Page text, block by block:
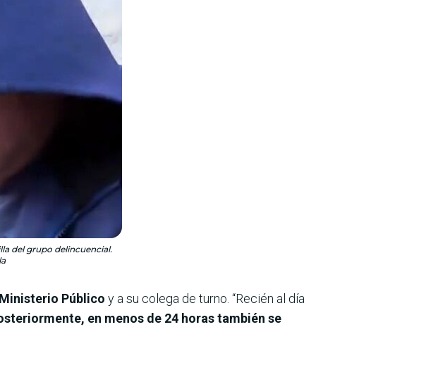
del grupo delincuencial.
Público y a su colega de turno. “Recién al día
en menos de 24 horas también se